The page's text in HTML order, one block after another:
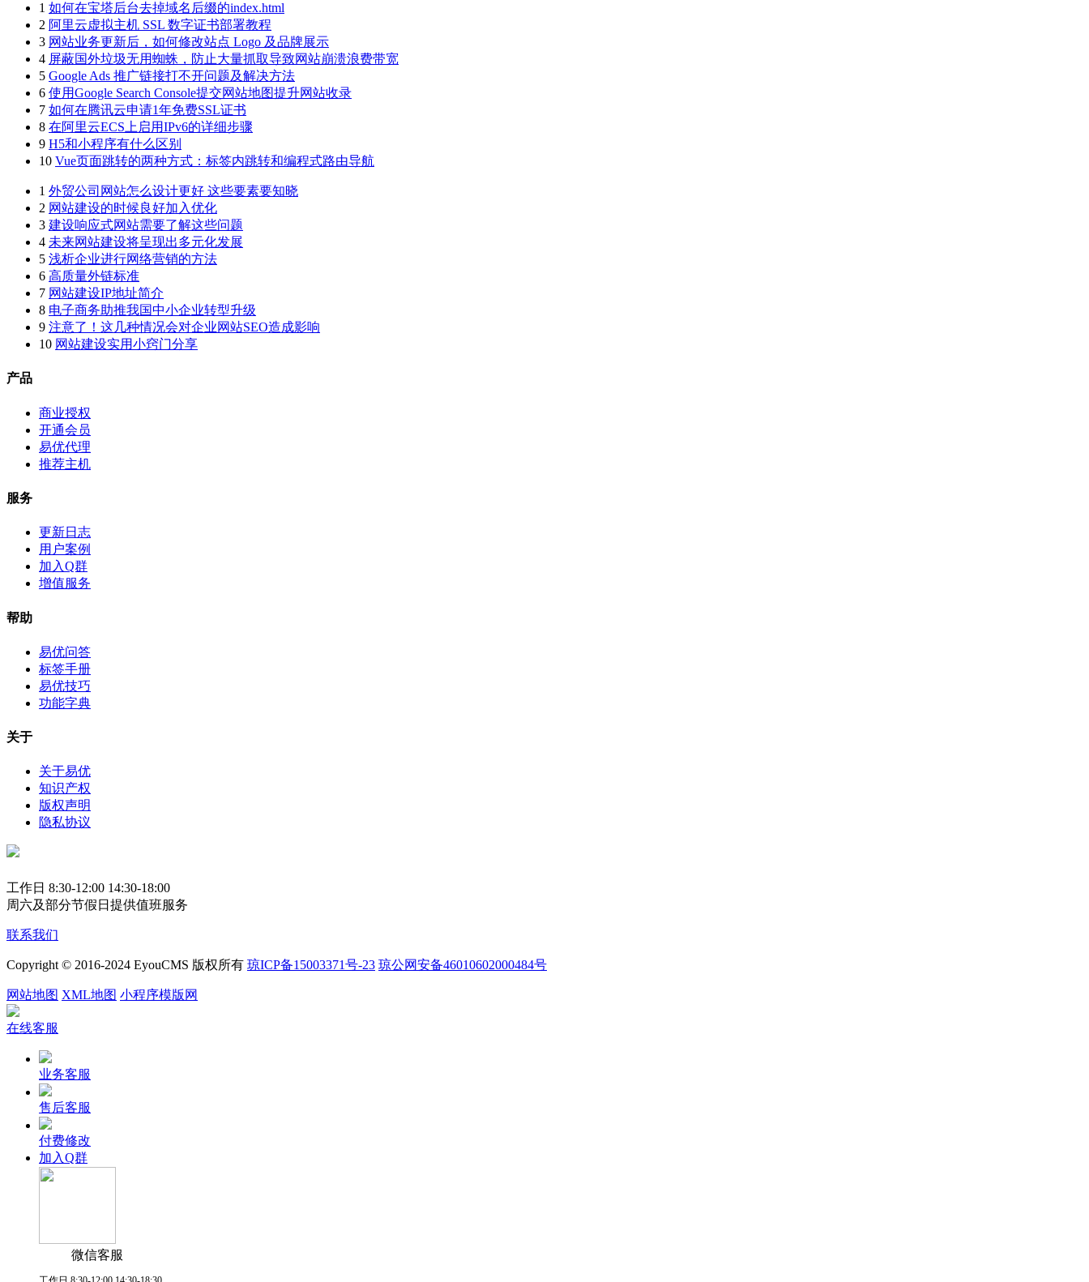
1 如何在宝塔后台去掉域名后缀的index.html
2 阿里云虚拟主机 SSL 数字证书部署教程
3 网站业务更新后，如何修改站点 Logo 及品牌展示
4 屏蔽国外垃圾无用蜘蛛，防止大量抓取导致网站崩溃浪费带宽
5 Google Ads 推广链接打不开问题及解决方法
6 使用Google Search Console提交网站地图提升网站收录
7 如何在腾讯云申请1年免费SSL证书
8 在阿里云ECS上启用IPv6的详细步骤
9 H5和小程序有什么区别
10 Vue页面跳转的两种方式：标签内跳转和编程式路由导航
1 外贸公司网站怎么设计更好 这些要素要知晓
2 网站建设的时候良好加入优化
3 建设响应式网站需要了解这些问题
4 未来网站建设将呈现出多元化发展
5 浅析企业进行网络营销的方法
6 高质量外链标准
7 网站建设IP地址简介
8 电子商务助推我国中小企业转型升级
9 注意了！这几种情况会对企业网站SEO造成影响
10 网站建设实用小窍门分享
产品
商业授权
开通会员
易优代理
推荐主机
服务
更新日志
用户案例
加入Q群
增值服务
帮助
易优问答
标签手册
易优技巧
功能字典
关于
关于易优
知识产权
版权声明
隐私协议
工作日 8:30-12:00 14:30-18:00
周六及部分节假日提供值班服务
联系我们
Copyright © 2016-2024 EyouCMS 版权所有 琼ICP备15003371号-23 琼公网安备46010602000484号
网站地图 XML地图 小程序模版网
在线客服
业务客服
售后客服
付费修改
加入Q群
微信客服